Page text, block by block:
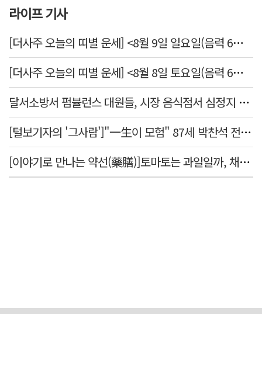
라이프 기사
[더사주 오늘의 띠별 운세] <8월 9일 일요일(음력 6월27일)>
[더사주 오늘의 띠별 운세] <8월 8일 토요일(음력 6월26일)>
달서소방서 펌뷸런스 대원들, 시장 음식점서 심정지 환자 생명 살려
[털보기자의 '그사람']"一生이 모험" 87세 박찬석 전 경북대 총장
[이야기로 만나는 약선(藥膳)]토마토는 과일일까, 채소일까